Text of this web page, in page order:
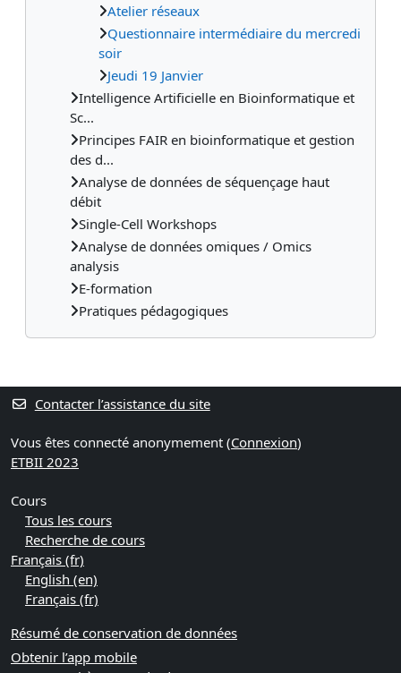
Atelier réseaux
Questionnaire intermédiaire du mercredi
soir
Jeudi 19 Janvier
Intelligence Artificielle en Bioinformatique et
Sc...
Principes FAIR en bioinformatique et gestion
des d...
Analyse de données de séquençage haut
débit
Single-Cell Workshops
Analyse de données omiques / Omics
analysis
E-formation
Pratiques pédagogiques
Contacter l’assistance du site
Vous êtes connecté anonymement (Connexion)
ETBII 2023
Cours
Tous les cours
Recherche de cours
Français ‎(fr)‎
English ‎(en)‎
Français ‎(fr)‎
Résumé de conservation de données
Obtenir l’app mobile